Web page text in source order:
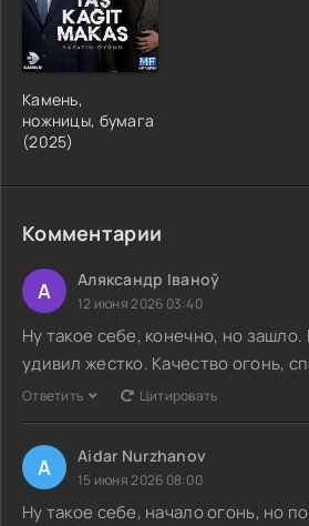
Камень,
ножницы, бумага
(2025)
Комментарии
А Аляксандр Іваноў
12 июня 2026 03:40
Ну такое себе, конечно, но зашло.
удивил жестко. Качество огонь,
Ответить Цитировать
A Aidar Nurzhanov
15 июня 2026 08:00
Ну такое себе, начало огонь, но